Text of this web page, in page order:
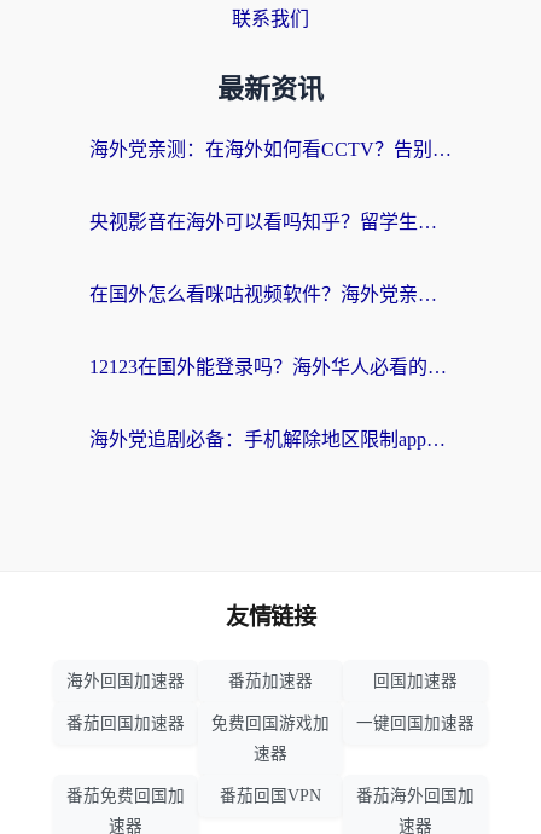
联系我们
最新资讯
海外党亲测：在海外如何看CCTV？告别“仅限大陆播放”的实用指南
央视影音在海外可以看吗知乎？留学生亲测：3步解决地域限制+追剧自由
在国外怎么看咪咕视频软件？海外党亲测有效的回国加速方案
12123在国外能登录吗？海外华人必看的回国加速实用指南
海外党追剧必备：手机解除地区限制app怎么选？解决央视视频&国内剧地区限制全指南
友情链接
海外回国加速器 番茄加速器 回国加速器
番茄回国加速器
免费回国游戏加
速器
一键回国加速器
番茄免费回国加
速器
番茄回国VPN
番茄海外回国加
速器